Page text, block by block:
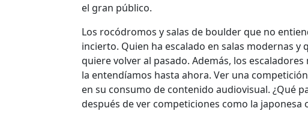
el gran público.
Los rocódromos y salas de boulder que no
incierto. Quien ha escalado en salas modernas y
quiere volver al pasado. Además, los
la entendíamos hasta ahora. Ver una
en su consumo de contenido audiovisual. ¿Qué
después de ver competiciones como la japonesa